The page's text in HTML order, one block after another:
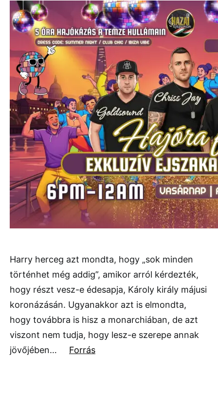
Harry herceg azt mondta, hogy „sok minden
történhet még addig”, amikor arról kérdezték,
hogy részt vesz-e édesapja, Károly király májusi
koronázásán. Ugyanakkor azt is elmondta,
hogy továbbra is hisz a monarchiában, de azt
viszont nem tudja, hogy lesz-e szerepe annak
jövőjében… Forrás